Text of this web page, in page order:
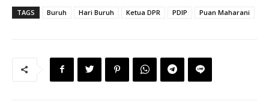
TAGS Buruh Hari Buruh Ketua DPR PDIP Puan Maharani